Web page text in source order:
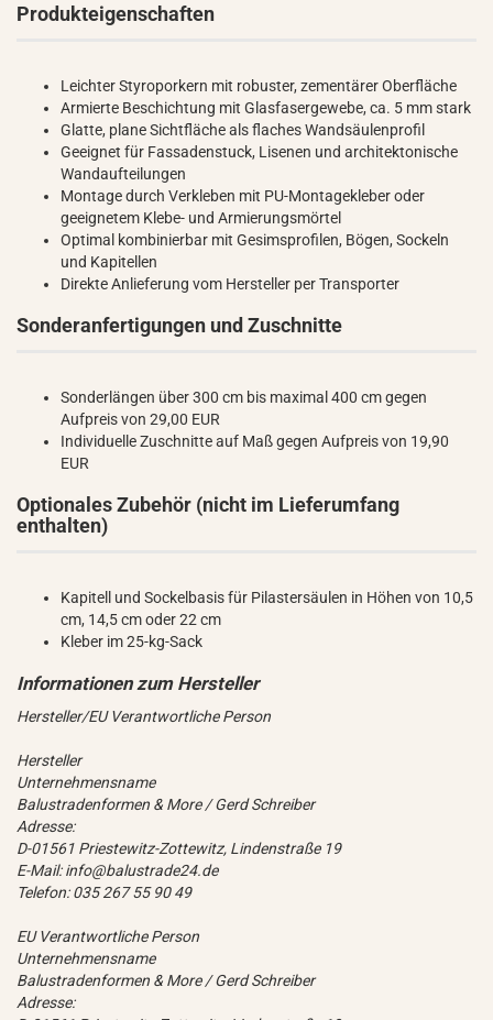
Produkteigenschaften
Leichter Styroporkern mit robuster, zementärer Oberfläche
Armierte Beschichtung mit Glasfasergewebe, ca. 5 mm stark
Glatte, plane Sichtfläche als flaches Wandsäulenprofil
Geeignet für Fassadenstuck, Lisenen und architektonische
Wandaufteilungen
Montage durch Verkleben mit PU-Montagekleber oder
geeignetem Klebe- und Armierungsmörtel
Optimal kombinierbar mit Gesimsprofilen, Bögen, Sockeln
und Kapitellen
Direkte Anlieferung vom Hersteller per Transporter
Sonderanfertigungen und Zuschnitte
Sonderlängen über 300 cm bis maximal 400 cm gegen
Aufpreis von 29,00 EUR
Individuelle Zuschnitte auf Maß gegen Aufpreis von 19,90
EUR
Optionales Zubehör (nicht im Lieferumfang
enthalten)
Kapitell und Sockelbasis für Pilastersäulen in Höhen von 10,5
cm, 14,5 cm oder 22 cm
Kleber im 25-kg-Sack
Hersteller/EU Verantwortliche Person
Hersteller
Unternehmensname
Balustradenformen & More / Gerd Schreiber
Adresse:
D-01561 Priestewitz-Zottewitz, Lindenstraße 19
E-Mail: info@balustrade24.de
Telefon: 035 267 55 90 49
EU Verantwortliche Person
Unternehmensname
Balustradenformen & More / Gerd Schreiber
Adresse: